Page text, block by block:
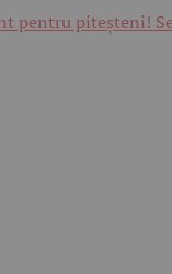
pentru piteșteni!